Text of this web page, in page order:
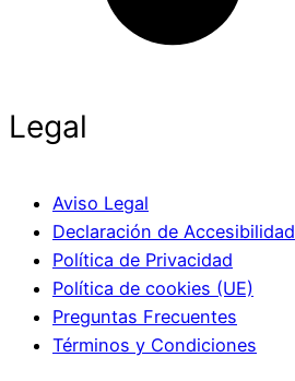
Legal
Aviso Legal
Declaración de Accesibilidad
Política de Privacidad
Política de cookies (UE)
Preguntas Frecuentes
Términos y Condiciones